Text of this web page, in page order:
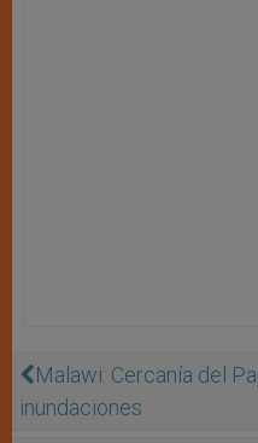
Malawi: Cercanía del
inundaciones